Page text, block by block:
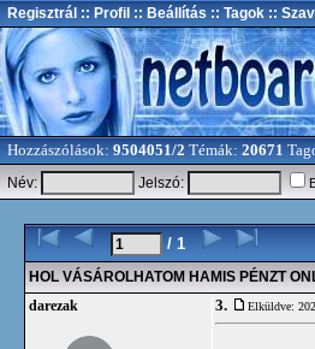
Regisztrál :: Profil :: Beállítás :: Tagok ::
Hozzászólások: 9504051/2 Témák: 20671
Név:
Jelszó:
/ 1
HOL VÁSÁROLHATOM HAMIS PÉNZT
darezak 3. Elküldve: